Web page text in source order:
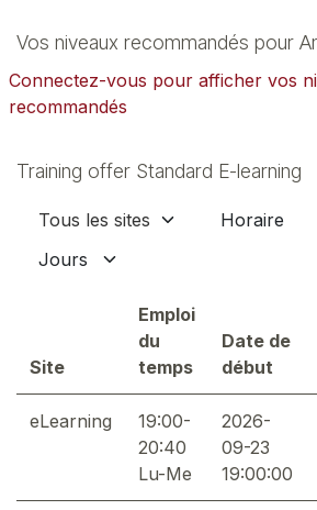
Vos niveaux recommandés pour
Connectez-vous pour afficher vos
recommandés
Training offer Standard E-learning
Site
Emploi
du
temps
Date de
début
eLearning
19:00-
20:40
Lu-Me
2026-
09-23
19:00:00